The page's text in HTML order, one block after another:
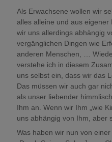
Als Erwachsene wollen wir
alles alleine und aus
wir uns allerdings abhängig
vergänglichen Dingen wie
anderen Menschen, …
verstehe ich in diesem
uns selbst ein, dass wir das
Das müssen wir auch gar
als unser liebender
Ihm an. Wenn wir Ihm „wie
uns abhängig von Ihm, aber
Was haben wir nun von